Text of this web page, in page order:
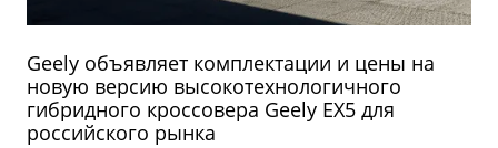
Geely объявляет комплектации и цены на
новую версию высокотехнологичного
гибридного кроссовера Geely EX5 для
российского рынка